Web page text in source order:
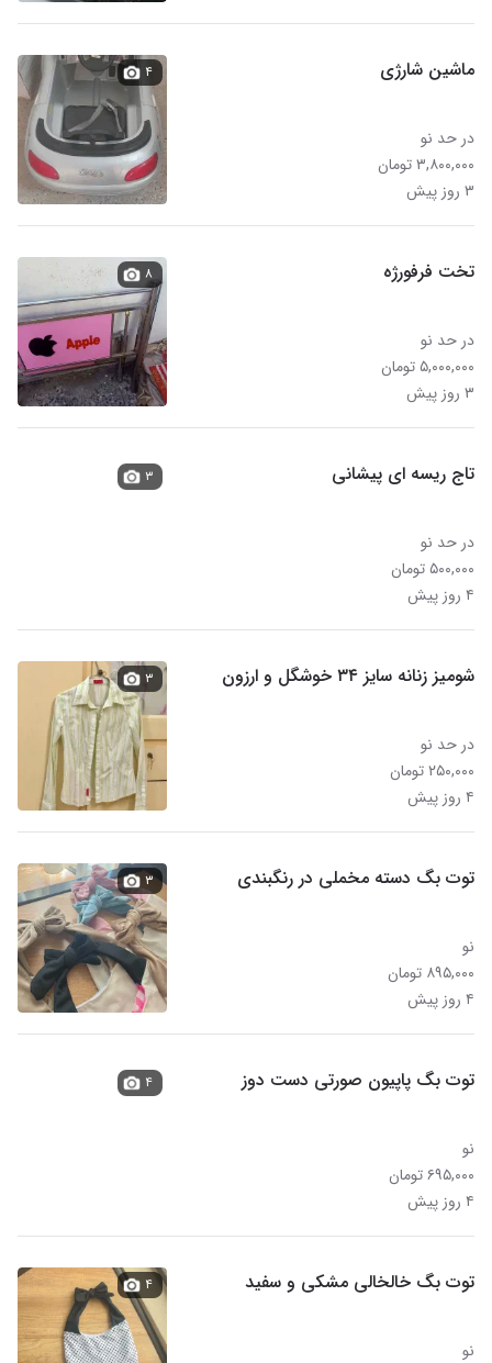
ماشین شارژی
در حد نو
۳,۸۰۰,۰۰۰ تومان
۳ روز پیش
۴
تخت فرفورژه
در حد نو
۵,۰۰۰,۰۰۰ تومان
۳ روز پیش
۸
تاج ریسه ای پیشانی
در حد نو
۵۰۰,۰۰۰ تومان
۴ روز پیش
۳
شومیز زنانه سایز ۳۴ خوشگل و ارزون
در حد نو
۲۵۰,۰۰۰ تومان
۴ روز پیش
۳
توت بگ دسته مخملی در رنگبندی
نو
۸۹۵,۰۰۰ تومان
۴ روز پیش
۳
توت بگ پاپیون صورتی دست دوز
نو
۶۹۵,۰۰۰ تومان
۴ روز پیش
۴
توت بگ خالخالی مشکی و سفید
نو
۴